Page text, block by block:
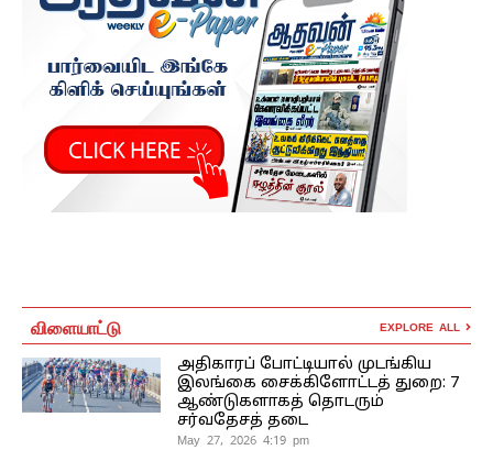
விளையாட்டு EXPLORE ALL
அதிகாரப் போட்டியால் முடங்கிய
இலங்கை சைக்கிளோட்டத் துறை: 7
ஆண்டுகளாகத் தொடரும்
சர்வதேசத் தடை
May 27, 2026 4:19 pm